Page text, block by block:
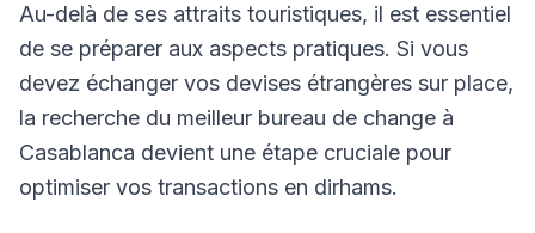
Au-delà de ses attraits touristiques, il est essentiel
de se préparer aux aspects pratiques. Si vous
devez échanger vos devises étrangères sur place,
la recherche du meilleur bureau de change à
Casablanca devient une étape cruciale pour
optimiser vos transactions en dirhams.